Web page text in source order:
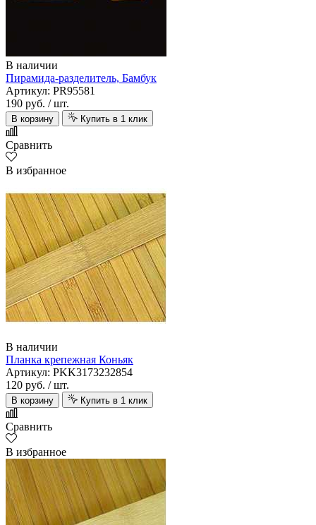
В наличии
Пирамида-разделитель, Бамбук
Артикул: PR95581
190 руб. / шт.
В корзину Купить в 1 клик
Сравнить
В избранное
В наличии
Планка крепежная Коньяк
Артикул: PKK3173232854
120 руб. / шт.
В корзину Купить в 1 клик
Сравнить
В избранное